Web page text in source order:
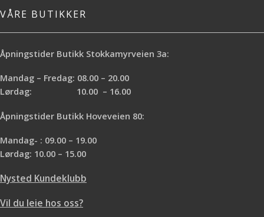
VÅRE BUTIKKER
Åpningstider Butikk Stokkamyrveien 3a:
Mandag – Fredag: 08.00 – 20.00
Lørdag: 10.00 – 16.00
Åpningstider Butikk Hoveveien 80:
Mandag- : 09.00 – 19.00
Lørdag: 10.00 – 15.00
Nysted Kundeklubb
Vil du leie hos oss?